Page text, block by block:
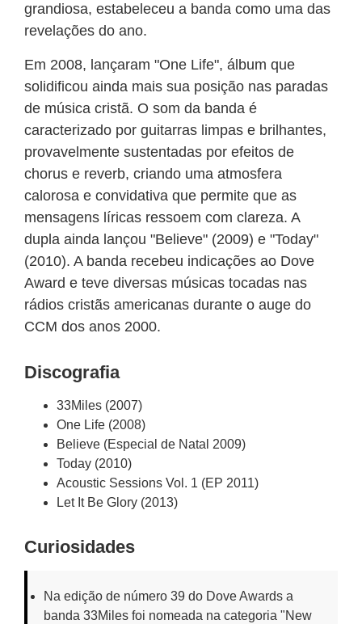
grandiosa, estabeleceu a banda como uma das
revelações do ano.
Em 2008, lançaram "One Life", álbum que
solidificou ainda mais sua posição nas paradas
de música cristã. O som da banda é
caracterizado por guitarras limpas e brilhantes,
provavelmente sustentadas por efeitos de
chorus e reverb, criando uma atmosfera
calorosa e convidativa que permite que as
mensagens líricas ressoem com clareza. A
dupla ainda lançou "Believe" (2009) e "Today"
(2010). A banda recebeu indicações ao Dove
Award e teve diversas músicas tocadas nas
rádios cristãs americanas durante o auge do
CCM dos anos 2000.
Discografia
33Miles (2007)
One Life (2008)
Believe (Especial de Natal 2009)
Today (2010)
Acoustic Sessions Vol. 1 (EP 2011)
Let It Be Glory (2013)
Curiosidades
Na edição de número 39 do Dove Awards a
banda 33Miles foi nomeada na categoria "New